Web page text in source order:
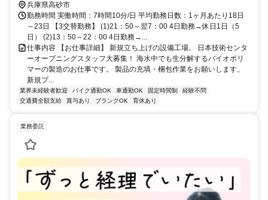
砂駅より徒歩約10分◆車・バイク・自転車通勤OK
兵庫県高砂市
勤務時間 実働時間：7時間10分/日 平均勤務日数：1ヶ月あたり18日
～23日 【3交替勤務】 (1)21：50～翌7：00 4日勤務→休日1日（5
日） (2)13：50～22：00 4日勤務→...
仕事内容 【お仕事詳細】 新規立ち上げの設備工場。 日本技術センタ
ーオープニングスタッフ大募集！ 海水中でも生分解するバイオポリ
マーの製造のお仕事です。 製品の充填・梱包作業をお願いします。
新規プ...
業界未経験者歓迎 バイク通勤OK 車通勤OK 固定時間制
経験不問
交通費全額支給
賞与あり ブランクOK 育休あり
業務委託